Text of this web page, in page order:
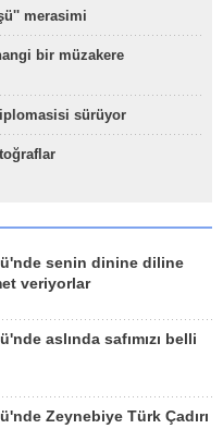
merasimi
bir müzakere
sürüyor
senin dinine diline
veriyorlar
aslında safımızı belli
Zeynebiye Türk Çadırı